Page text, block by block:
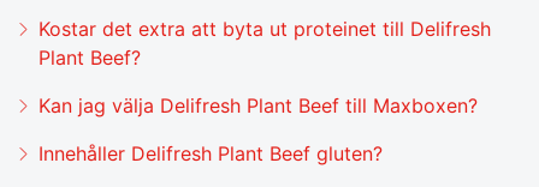
Kostar det extra att byta ut proteinet till Delifresh
Plant Beef?
Kan jag välja Delifresh Plant Beef till Maxboxen?
Innehåller Delifresh Plant Beef gluten?